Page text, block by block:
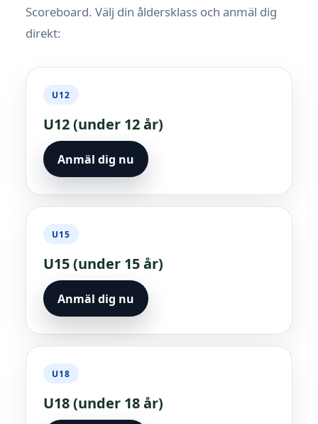
Scoreboard. Välj din åldersklass och anmäl dig
direkt:
U12
U12 (under 12 år)
Anmäl dig nu
U15
U15 (under 15 år)
Anmäl dig nu
U18
U18 (under 18 år)